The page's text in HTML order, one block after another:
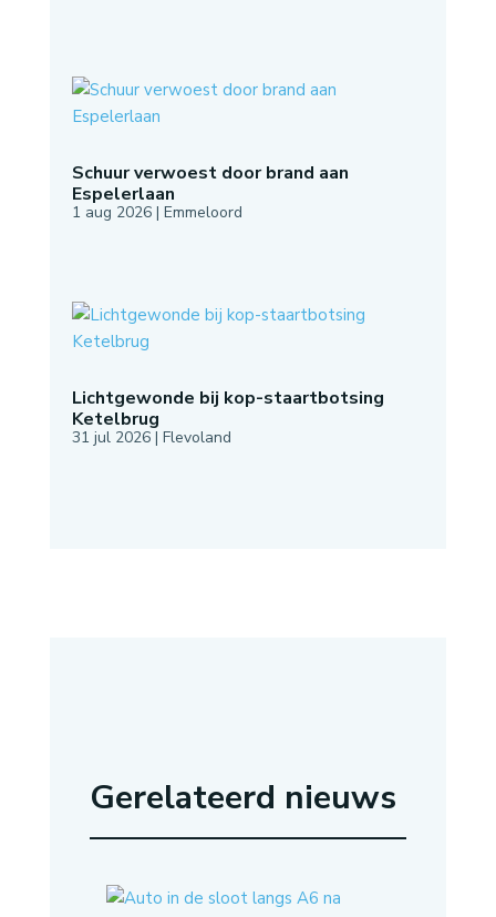
Schuur verwoest door brand aan
Espelerlaan
1 aug 2026| Emmeloord
Lichtgewonde bij kop-staartbotsing
Ketelbrug
31 jul 2026| Flevoland
Gerelateerd nieuws